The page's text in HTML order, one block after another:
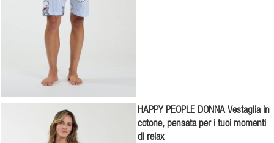
HAPPY PEOPLE DONNA Vestaglia in
cotone, pensata per i tuoi momenti
di relax